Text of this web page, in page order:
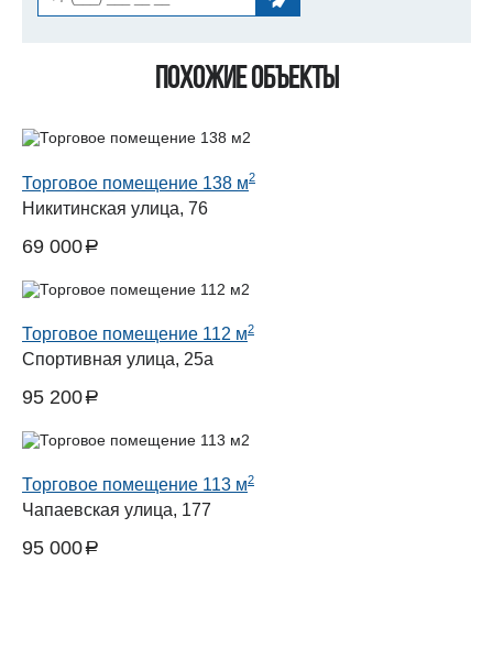
Похожие объекты
Торговое помещение 138 м2
Никитинская улица, 76
69 000a
Торговое помещение 112 м2
Спортивная улица, 25а
95 200a
Торговое помещение 113 м2
Чапаевская улица, 177
95 000a